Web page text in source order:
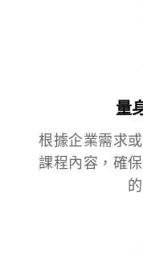
量
根據企業需求
課程內容，確